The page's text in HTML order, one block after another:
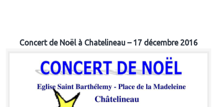
Concert de Noël à Chatelineau – 17 décembre 2016